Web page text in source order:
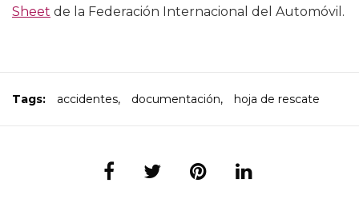
Sheet de la Federación Internacional del Automóvil.
Tags: accidentes, documentación, hoja de rescate